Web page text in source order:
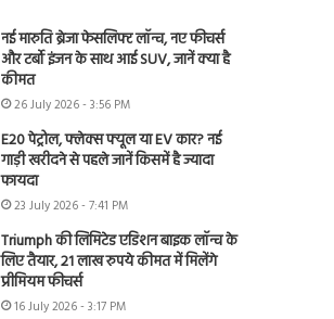
नई मारुति ब्रेजा फेसलिफ्ट लॉन्च, नए फीचर्स
और टर्बो इंजन के साथ आई SUV, जानें क्या है
कीमत
26 July 2026 - 3:56 PM
E20 पेट्रोल, फ्लेक्स फ्यूल या EV कार? नई
गाड़ी खरीदने से पहले जानें किसमें है ज्यादा
फायदा
23 July 2026 - 7:41 PM
Triumph की लिमिटेड एडिशन बाइक लॉन्च के
लिए तैयार, 21 लाख रुपये कीमत में मिलेंगे
प्रीमियम फीचर्स
16 July 2026 - 3:17 PM